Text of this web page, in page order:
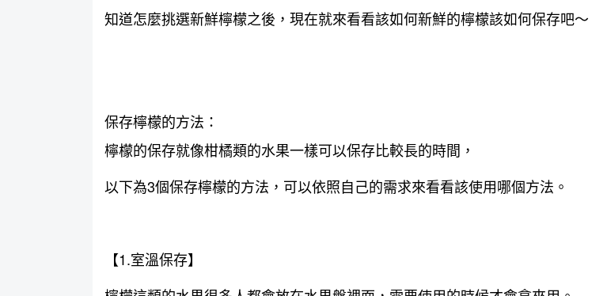
知道怎麼挑選新鮮檸檬之後，現在就來看看該如何新鮮的檸檬該如何保存吧～
保存檸檬的方法：
檸檬的保存就像柑橘類的水果一樣可以保存比較長的時間，
以下為3個保存檸檬的方法，可以依照自己的需求來看看該使用哪個方法。
【1.室溫保存】